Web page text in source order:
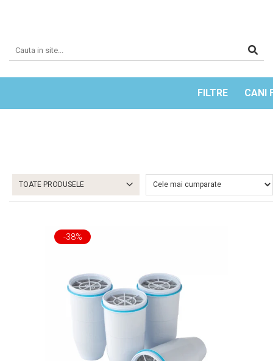
FILTRE CANI
TOATE PRODUSELE
-38%